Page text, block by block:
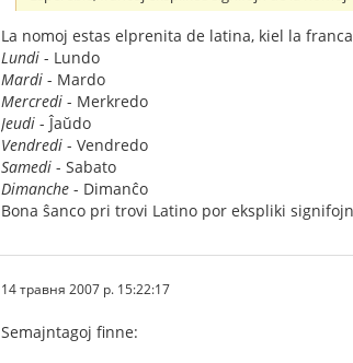
La nomoj estas elprenita de latina, kiel la
Lundi - Lundo
Mardi - Mardo
Mercredi - Merkredo
Jeudi - Ĵaŭdo
Vendredi - Vendredo
Samedi - Sabato
Dimanche - Dimanĉo
Bona ŝanco pri trovi Latino por ekspliki
14 травня 2007 р. 15:22:17
Semajntagoj finne: